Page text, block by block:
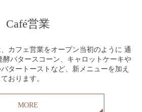
Café営業
カフェ営業をオープン当初のように 通
バタースコーン、キャロットケーキや
タートーストなど、新メニューを加え
おります。
MORE